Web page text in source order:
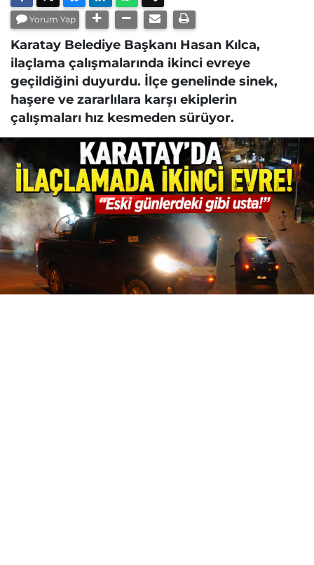
Yorum Yap
Karatay Belediye Başkanı Hasan Kılca,
ilaçlama çalışmalarında ikinci evreye
geçildiğini duyurdu. İlçe genelinde sinek,
haşere ve zararlılara karşı ekiplerin
çalışmaları hız kesmeden sürüyor.